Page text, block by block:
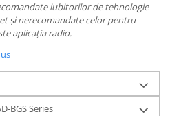
iubitorilor de tehnologie
și nerecomandate celor pentru
aplicația radio.
BGS Series